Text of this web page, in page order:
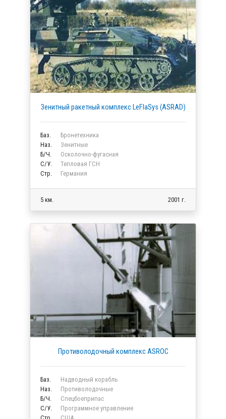
Зенитный ракетный комплекс LeFlaSys (ASRAD)
Баз.
Бронетехника
Наз.
Зенитные
Б/Ч.
Осколочно-фугасная
C/У.
Тепловая ГСН
Стр.
Германия
5 км. 2001 г.
Противолодочный комплекс ASROC
Баз.
Надводный корабль
Наз.
Противолодочные
Б/Ч.
Спецбоеприпас
C/У.
Программное управление